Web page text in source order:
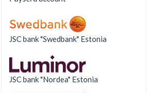
JSC bank "Swedbank" Estonia
JSC bank "Nordea" Estonia